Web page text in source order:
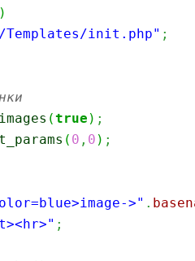
)
init.php" ;
(true ) ;
( 0 , 0 ) ;
>" .
;